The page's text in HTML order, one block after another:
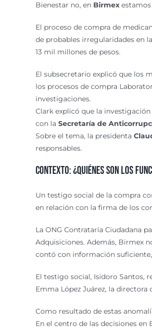
Bienestar no, en Birmex
El proceso de compra de
de probables irregularidades en
13 mil millones de pesos.
El subsecretario explicó que los
los procesos de compra
investigaciones.
Clark explicó que la
con la Secretaría de
Sobre el tema, la presidenta
responsables.
Contexto: ¿quiénes son los
Un testigo social de la compra
en relación con la firma de los
La ONG Contrataría Ciudadana
Adquisiciones. Además, Birmex
contó con información
El testigo social, Isidoro Santos,
Emma López Juárez, la
Como resultado de estas
En el centro de las decisiones